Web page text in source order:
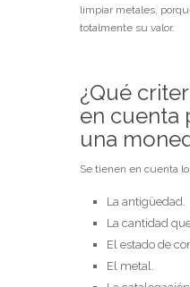
limpiar metales,
totalmente su valor.
¿Qué
en cuenta
una
Se tienen en cuenta
La antigüedad.
La cantidad
El estado de
El metal.